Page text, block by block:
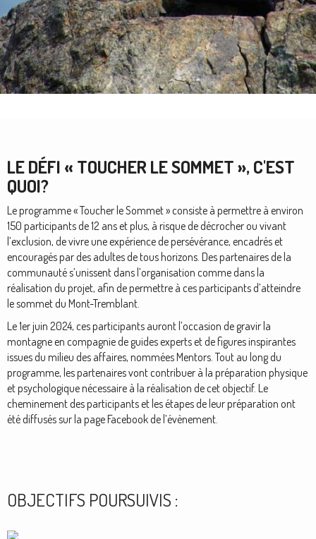
LE DÉFI « TOUCHER LE SOMMET », C'EST
QUOI?
Le programme « Toucher le Sommet » consiste à permettre à environ
150 participants de 12 ans et plus, à risque de décrocher ou vivant
l’exclusion, de vivre une expérience de persévérance, encadrés et
encouragés par des adultes de tous horizons. Des partenaires de la
communauté s’unissent dans l’organisation comme dans la
réalisation du projet, afin de permettre à ces participants d’atteindre
le sommet du Mont-Tremblant.
Le 1er juin 2024, ces participants auront l’occasion de gravir la
montagne en compagnie de guides experts et de figures inspirantes
issues du milieu des affaires, nommées Mentors. Tout au long du
programme, les partenaires vont contribuer à la préparation physique
et psychologique nécessaire à la réalisation de cet objectif. Le
cheminement des participants et les étapes de leur préparation ont
été diffusés sur la page Facebook de l’évènement.
OBJECTIFS POURSUIVIS :